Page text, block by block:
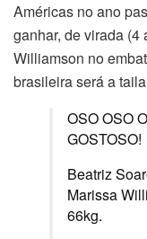
Américas no ano
ganhar, de virada
Williamson no
brasileira será a
OSO OSO
GOSTOSO!
Beatriz
Marissa
66kg.